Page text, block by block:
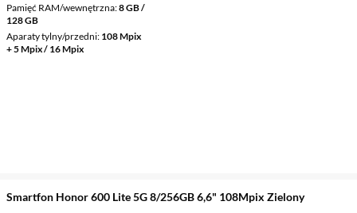
Pamięć RAM/wewnętrzna 8 GB /
128 GB
Aparaty tylny/przedni 108 Mpix
+ 5 Mpix / 16 Mpix
Smartfon Honor 600 Lite 5G 8/256GB 6,6" 108Mpix Zielony